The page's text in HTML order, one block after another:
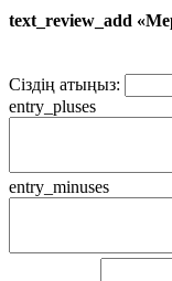
text_review_add
Сіздің атыңыз:
entry_pluses
entry_minuses